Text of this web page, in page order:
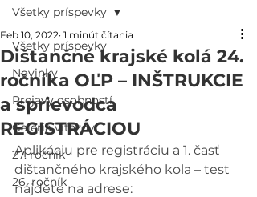
Všetky príspevky
Novinky
Prejavy osobností
Galéria víťazov
27. ročník
26. ročník
Všetky príspevky
Dištančné krajské kolá 24.
ročníka OĽP – INŠTRUKCIE
a sprievodca
REGISTRÁCIOU
Feb 10, 2022 1 minút čítania
Aplikáciu pre registráciu a 1. časť
dištančného krajského kola – test
nájdete na adrese: